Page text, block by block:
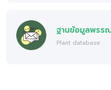
ฐานข้อมูลพรร
Plant database